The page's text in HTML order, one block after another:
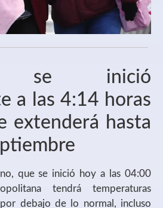
se inició
a las 4:14 horas
extenderá hasta
que se inició hoy a las 04:00
tendrá temperaturas
debajo de lo normal, incluso